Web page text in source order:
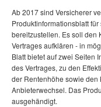
Ab 2017 sind Versicherer
Produktinformationsblatt
bereitzustellen. Es soll den
Vertrages aufklären - in
Blatt bietet auf zwei Seiten
des Vertrages, zu den
der Rentenhöhe sowie den
Anbieterwechsel. Das
ausgehändigt.